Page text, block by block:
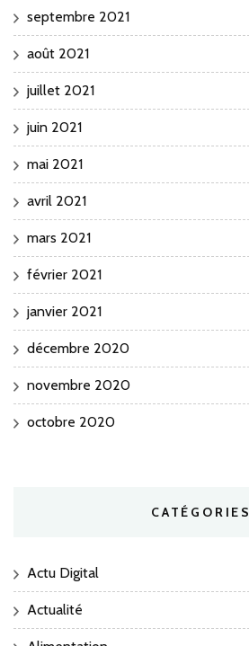
septembre 2021
août 2021
juillet 2021
juin 2021
mai 2021
avril 2021
mars 2021
février 2021
janvier 2021
décembre 2020
novembre 2020
octobre 2020
CATÉGORIES
Actu Digital
Actualité